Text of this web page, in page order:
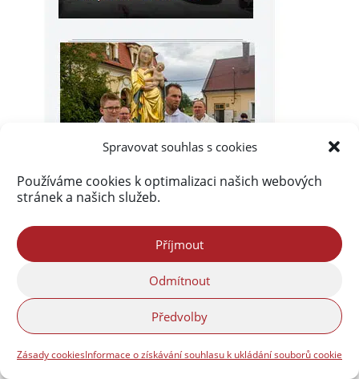
Spravovat souhlas s cookies
Používáme cookies k optimalizaci našich webových
stránek a našich služeb.
Příjmout
Odmítnout
Předvolby
Zásady cookiesInformace o získávání souhlasu k ukládání souborů cookie